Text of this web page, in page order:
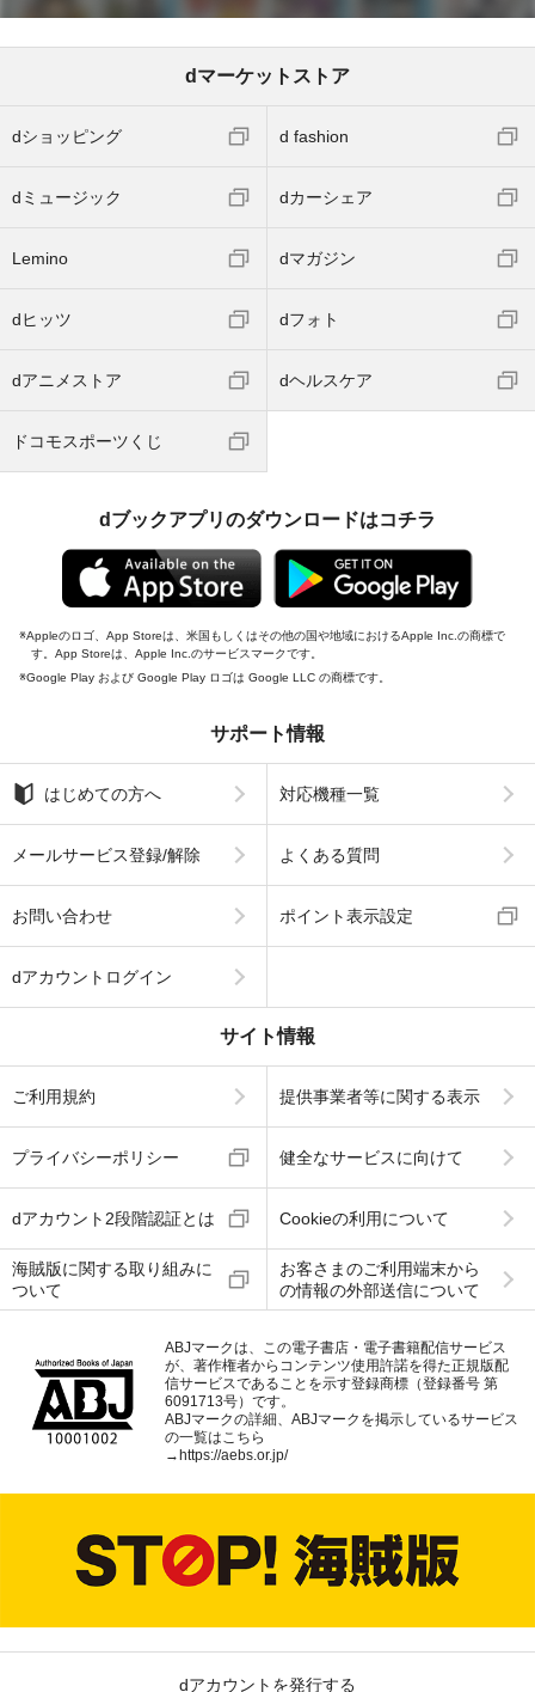
dマーケットストア
dショッピング d fashion
dミュージック dカーシェア
Lemino dマガジン
dヒッツ dフォト
dアニメストア dヘルスケア
ドコモスポーツくじ
dブックアプリのダウンロードはコチラ
Appleのロゴ、App Storeは、米国もしくはその他の国や地域におけるApple Inc.の商標で
す。App Storeは、Apple Inc.のサービスマークです。
Google Play および Google Play ロゴは Google LLC の商標です。
サポート情報
はじめての方へ 対応機種一覧
メールサービス登録/解除 よくある質問
お問い合わせ ポイント表示設定
dアカウントログイン
サイト情報
ご利用規約 提供事業者等に関する表示
プライバシーポリシー 健全なサービスに向けて
dアカウント2段階認証とは Cookieの利用について
海賊版に関する取り組みに
ついて
お客さまのご利用端末から
の情報の外部送信について
ABJマークは、この電子書店・電子書籍配信サービス
が、著作権者からコンテンツ使用許諾を得た正規版配
信サービスであることを示す登録商標（登録番号 第
6091713号）です。
ABJマークの詳細、ABJマークを掲示しているサービス
の一覧はこちら
→ https://aebs.or.jp/
dアカウントを発行する